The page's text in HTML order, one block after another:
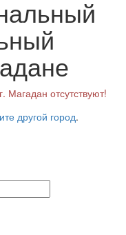
Магадан отсутствуют!
другой город.